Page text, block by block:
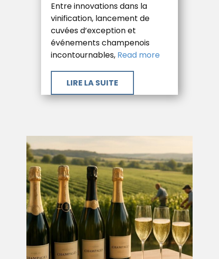
Entre innovations dans la
vinification, lancement de
cuvées d’exception et
événements champenois
incontournables, Read more
​LIRE LA SUITE